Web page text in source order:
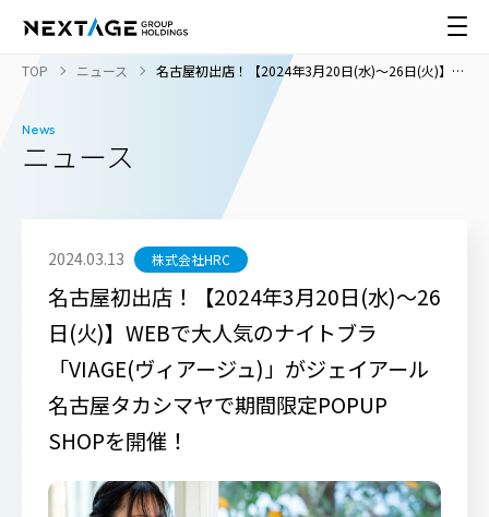
TOP ニュース
名古屋初出店！【2024年3月20日(水)～26日(火)】
WEBで大人気のナイトブラ「VIAGE(ヴィアージュ)」
がジェイアール名古屋タカシマヤで期間限定POPUP
News
ニュース
名古屋初出店！【2024年3月20日(水)～26
日(火)】WEBで大人気のナイトブラ
「VIAGE(ヴィアージュ)」がジェイアール
名古屋タカシマヤで期間限定POPUP
SHOPを開催！
2024.03.13 株式会社HRC